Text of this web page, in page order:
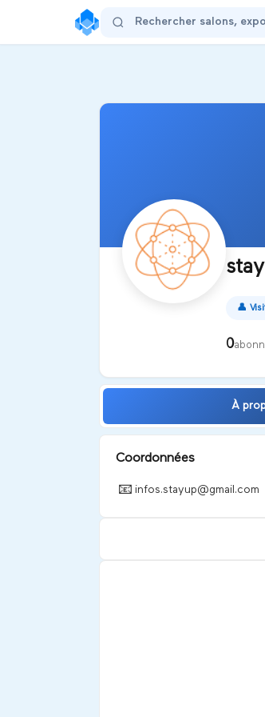
👤
0
À
Coordonnées
📧 infos.stayup@gmail.com